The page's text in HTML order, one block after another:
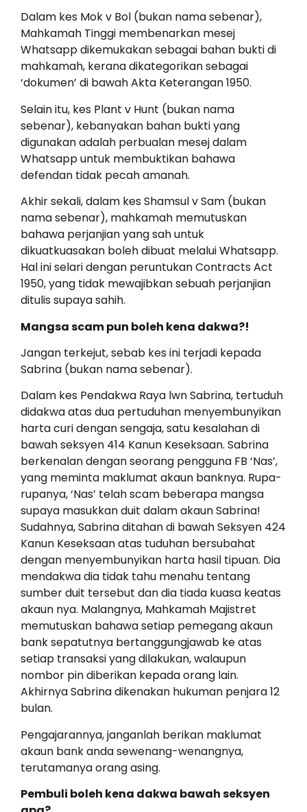
Dalam kes Mok v Bol (bukan nama sebenar),
Mahkamah Tinggi membenarkan mesej
Whatsapp dikemukakan sebagai bahan bukti di
mahkamah, kerana dikategorikan sebagai
‘dokumen’ di bawah Akta Keterangan 1950.
Selain itu, kes Plant v Hunt (bukan nama
sebenar), kebanyakan bahan bukti yang
digunakan adalah perbualan mesej dalam
Whatsapp untuk membuktikan bahawa
defendan tidak pecah amanah.
Akhir sekali, dalam kes Shamsul v Sam (bukan
nama sebenar), mahkamah memutuskan
bahawa perjanjian yang sah untuk
dikuatkuasakan boleh dibuat melalui Whatsapp.
Hal ini selari dengan peruntukan Contracts Act
1950, yang tidak mewajibkan sebuah perjanjian
ditulis supaya sahih.
Mangsa scam pun boleh kena dakwa?!
Jangan terkejut, sebab kes ini terjadi kepada
Sabrina (bukan nama sebenar).
Dalam kes Pendakwa Raya lwn Sabrina, tertuduh
didakwa atas dua pertuduhan menyembunyikan
harta curi dengan sengaja, satu kesalahan di
bawah seksyen 414 Kanun Keseksaan. Sabrina
berkenalan dengan seorang pengguna FB ‘Nas’,
yang meminta maklumat akaun banknya. Rupa-
rupanya, ‘Nas’ telah scam beberapa mangsa
supaya masukkan duit dalam akaun Sabrina!
Sudahnya, Sabrina ditahan di bawah Seksyen 424
Kanun Keseksaan atas tuduhan bersubahat
dengan menyembunyikan harta hasil tipuan. Dia
mendakwa dia tidak tahu menahu tentang
sumber duit tersebut dan dia tiada kuasa keatas
akaun nya. Malangnya, Mahkamah Majistret
memutuskan bahawa setiap pemegang akaun
bank sepatutnya bertanggungjawab ke atas
setiap transaksi yang dilakukan, walaupun
nombor pin diberikan kepada orang lain.
Akhirnya Sabrina dikenakan hukuman penjara 12
bulan.
Pengajarannya, janganlah berikan maklumat
akaun bank anda sewenang-wenangnya,
terutamanya orang asing.
Pembuli boleh kena dakwa bawah seksyen